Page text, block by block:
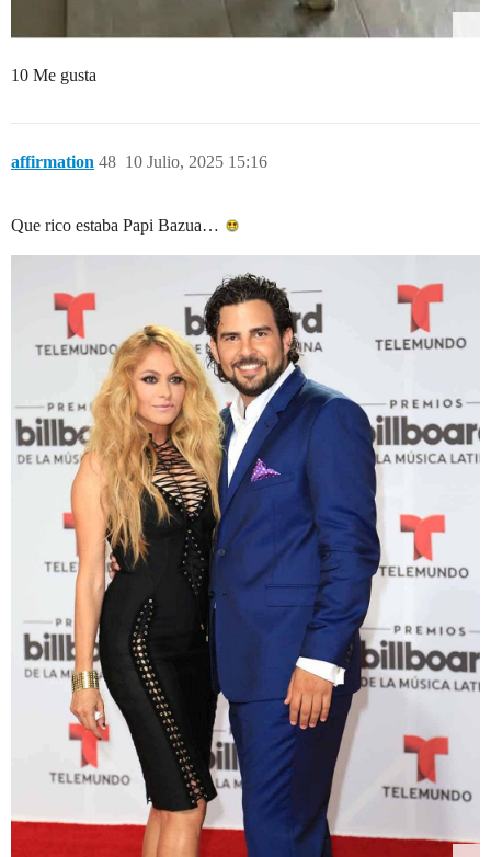
10 Me gusta
affirmation 10 Julio, 2025 15:16
48
Que rico estaba Papi Bazua…